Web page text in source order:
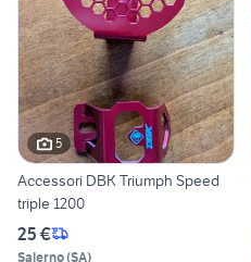
5
Accessori DBK Triumph Speed
triple 1200
25 €
Salerno(SA)